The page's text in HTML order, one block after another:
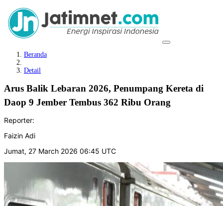
Beranda
Detail
Arus Balik Lebaran 2026, Penumpang Kereta di
Daop 9 Jember Tembus 362 Ribu Orang
Reporter:
Faizin Adi
Jumat, 27 March 2026 06:45 UTC